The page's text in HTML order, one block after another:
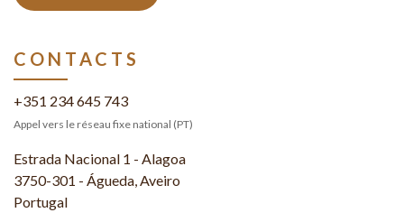
CONTACTS
+351 234 645 743
Appel vers le réseau fixe national (PT)
Estrada Nacional 1 - Alagoa
3750-301 - Águeda, Aveiro
Portugal